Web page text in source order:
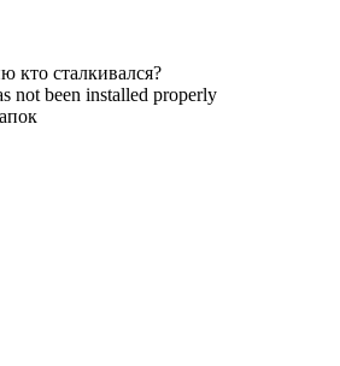
кто сталкивался?
not been installed properly